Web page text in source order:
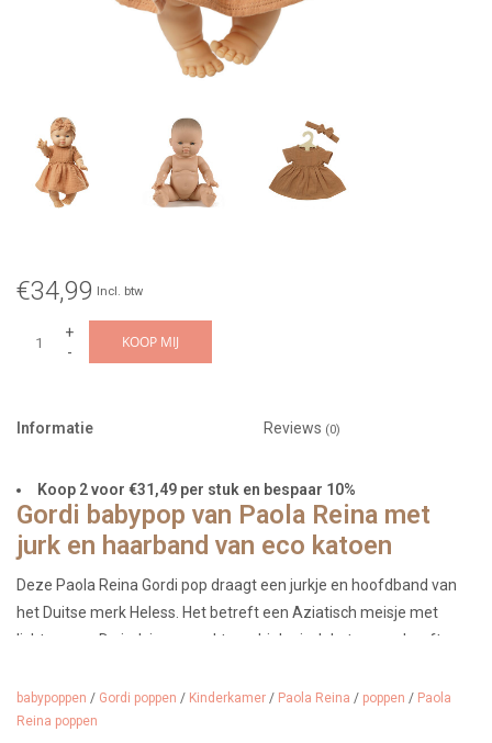
€34,99 Incl. btw
+
-
KOOP MIJ
Informatie Reviews (0)
Koop 2 voor €31,49 per stuk en bespaar 10%
Gordi babypop van Paola Reina met
jurk en haarband van eco katoen
Deze Paola Reina Gordi pop draagt een jurkje en hoofdband van
het Duitse merk Heless. Het betreft een Aziatisch meisje met
lichte ogen. De jurk is gemaakt van biologisch katoen en heeft een
Leeftijd: vanaf 2 jaar
Gemaakt in: Pop in Spanje, kleding in Duitsland
babypoppen / Gordi poppen / Kinderkamer / Paola Reina / poppen / Paola
Reina poppen